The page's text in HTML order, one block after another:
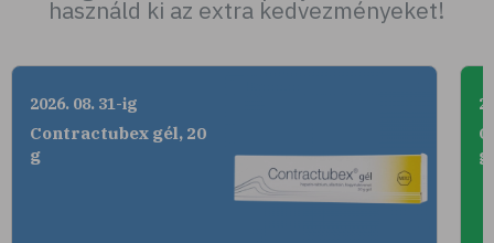
használd ki az extra kedvezményeket!
2026. 08. 31-ig
Contractubex gél, 20
g